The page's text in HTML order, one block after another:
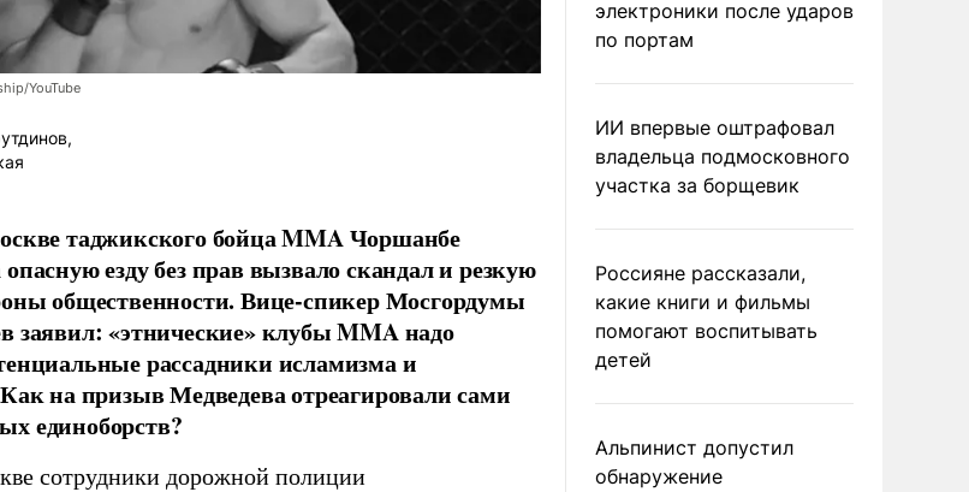
YouTube
таджикского бойца MMA Чоршанбе
езду без прав вызвало скандал и резкую
общественности. Вице-спикер Мосгордумы
заявил: «этнические» клубы MMA надо
рассадники исламизма и
на призыв Медведева отреагировали сами
единоборств?
сотрудники дорожной полиции
электроники после ударов
по портам
ИИ впервые оштрафовал
владельца подмосковного
участка за борщевик
Россияне рассказали,
какие книги и фильмы
помогают воспитывать
детей
Альпинист допустил
обнаружение